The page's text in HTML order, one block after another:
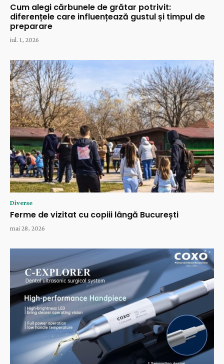
Cum alegi cărbunele de grătar potrivit:
diferențele care influențează gustul și timpul de
preparare
iul. 1, 2026
Diverse
Ferme de vizitat cu copiii lângă București
mai 28, 2026